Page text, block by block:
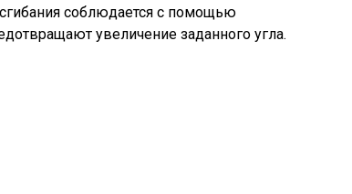
соблюдается с помощью
увеличение заданного угла.